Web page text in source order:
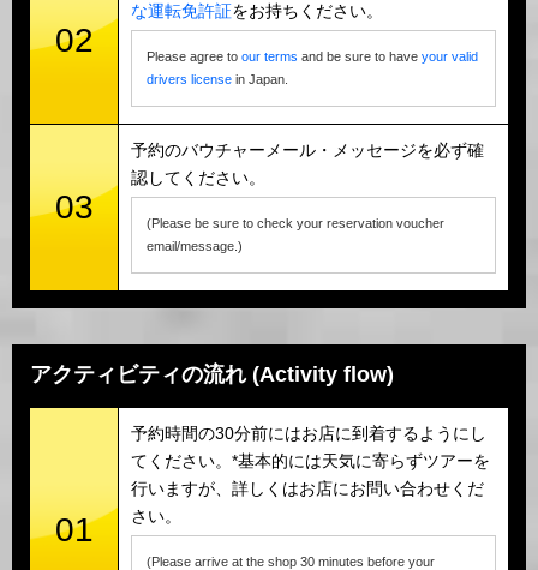
02
な運転免許証をお持ちください。
Please agree to our terms and be sure to have your valid
drivers license in Japan.
03
予約のバウチャーメール・メッセージを必ず確
認してください。
(Please be sure to check your reservation voucher
email/message.)
アクティビティの流れ (Activity flow)
01
予約時間の30分前にはお店に到着するようにし
てください。*基本的には天気に寄らずツアーを
行いますが、詳しくはお店にお問い合わせくだ
さい。
(Please arrive at the shop 30 minutes before your